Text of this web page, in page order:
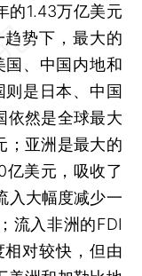
的1.43万亿美元
趋势下，最大的
国、中国内地和
是日本、中国
依然是全球最大
；亚洲是最大的
亿美元，吸收了
入大幅度减少一
流入非洲的FDI
相对较快，但由